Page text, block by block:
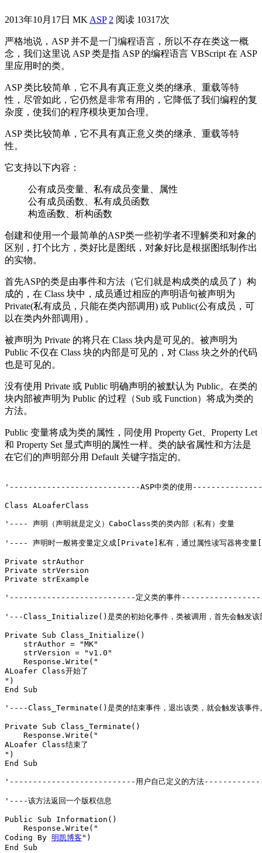
2013年10月17日 MKASP 2 阅读 10317次
严格地说，ASP 并不是一门编程语言，所以不存在类这一概
念，我们这里说 ASP 类是指 ASP 的编程语言 VBScript 在 ASP
里应用时的类。
ASP 类比较简单，它不具有真正意义类的继承、重载等特
性，尽管如此，它仍然是非常有用的，它降低了我们编程的复
杂度，使我们的程序模块更加合理。
ASP 类比较简单，它不具有真正意义类的继承、重载等特
性。
它支持以下内容：
公有成员变量、私有成员变量、属性
公有成员函数、私有成员函数
构造函数、析构函数
创建和使用一个最简单的ASP类一些初学者不理解类和对象的
区别，打个比方，类好比是图纸，对象好比是根据图纸制作出
的实物。
首先ASP的类是由事件和方法（它们就是构成类的成员了）构
成的，在 Class 块中，成员通过相应的声明语句被声明为
Private(私有成员，只能在类内部调用) 或 Public(公有成员，可
以在类内外部调用) 。
被声明为 Private 的将只在 Class 块内是可见的。被声明为
Public 不仅在 Class 块的内部是可见的，对 Class 块之外的代码
也是可见的。
没有使用 Private 或 Public 明确声明的被默认为 Public。在类的
块内部被声明为 Public 的过程（Sub 或 Function）将成为类的
方法。
Public 变量将成为类的属性，同使用 Property Get、Property Let
和 Property Set 显式声明的属性一样。类的缺省属性和方法是
在它们的声明部分用 Default 关键字指定的。
'----------------------------ASP中类的使用
Class ALoaferClass
'---- 声明（声明就是定义）CaboClass类的类内部（私有）变量
'---- 声明时一般将变量定义成[Private]私有，通过属性读写器将变
Private strAuthor
Private strVersion
Private strExample
'---------------------------定义类的事件
'---Class_Initialize()是类的初始化事件，类被调用，首先会触发该部
Private Sub Class_Initialize()
    strAuthor = "MK"
    strVersion = "v1.0"
    Response.Write("
ALoafer Class开始了
")
End Sub
'----Class_Terminate()是类的结束事件，退出该类，就会触发该事件
Private Sub Class_Terminate()
    Response.Write("
ALoafer Class结束了
")
End Sub
'---------------------------用户自己定义的方法
'----该方法返回一个版权信息
Public Sub Information()
    Response.Write("
Coding By 明凯博客 ")
End Sub